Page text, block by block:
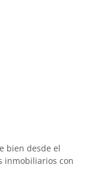
bien desde el
inmobiliarios con